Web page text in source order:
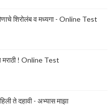
शिरोलंब व मध्यगा - Online Test
मराठी ! Online Test
ते दहावी - अभ्यास माझा